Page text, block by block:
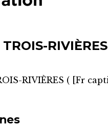
RIVIÈRES
RIVIÈRES ( [Fr